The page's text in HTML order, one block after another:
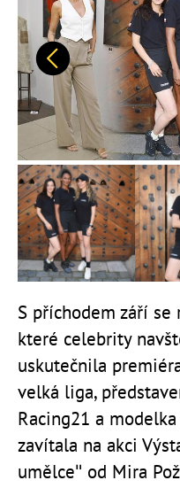
Předchozí
S příchodem září
které celebrity
uskutečnila
velká liga,
Racing21 a
zavítala na akci
umělce" od Mira